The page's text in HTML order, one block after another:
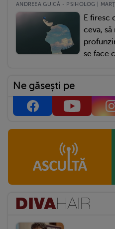
ANDREEA GUICĂ - PSIHOLOG |
E firesc
ceva, să
se face
Ne găsești pe